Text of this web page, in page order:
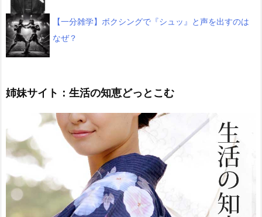
【一分雑学】ボクシングで『シュッ』と声を出すのは
なぜ？
姉妹サイト：生活の知恵どっとこむ